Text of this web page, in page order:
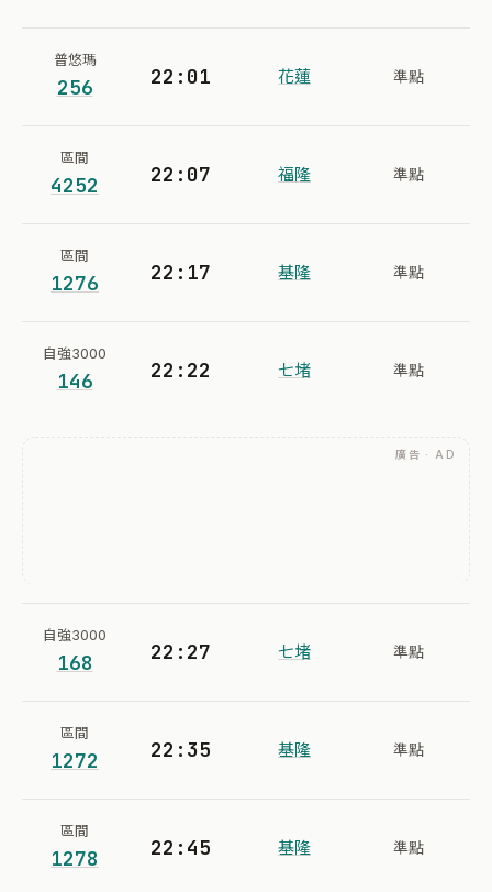
普悠瑪
256 22:01 花蓮 準點
區間
4252 22:07 福隆 準點
區間
1276 22:17 基隆 準點
自強3000
146 22:22 七堵 準點
廣告 · AD
自強3000
168 22:27 七堵 準點
區間
1272 22:35 基隆 準點
區間
1278 22:45 基隆 準點